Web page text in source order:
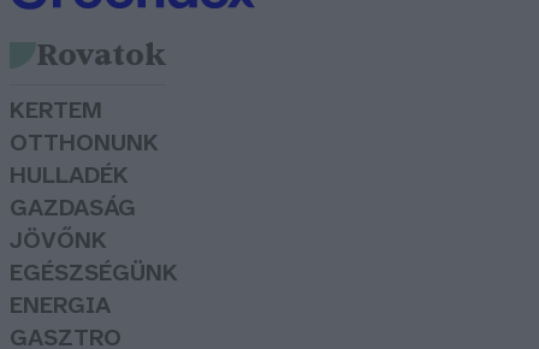
Rovatok
KERTEM
OTTHONUNK
HULLADÉK
GAZDASÁG
JÖVŐNK
EGÉSZSÉGÜNK
ENERGIA
GASZTRO